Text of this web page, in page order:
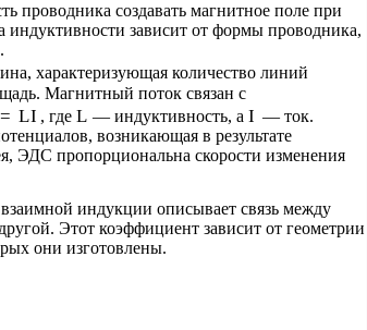
проводника создавать магнитное поле при
индуктивности зависит от формы проводника,
характеризующая количество линий
Магнитный поток связан с
LI , где L — индуктивность, аI — ток.
возникающая в результате
ЭДС пропорциональна скорости изменения
индукции описывает связь между
Этот коэффициент зависит от геометрии
они изготовлены.